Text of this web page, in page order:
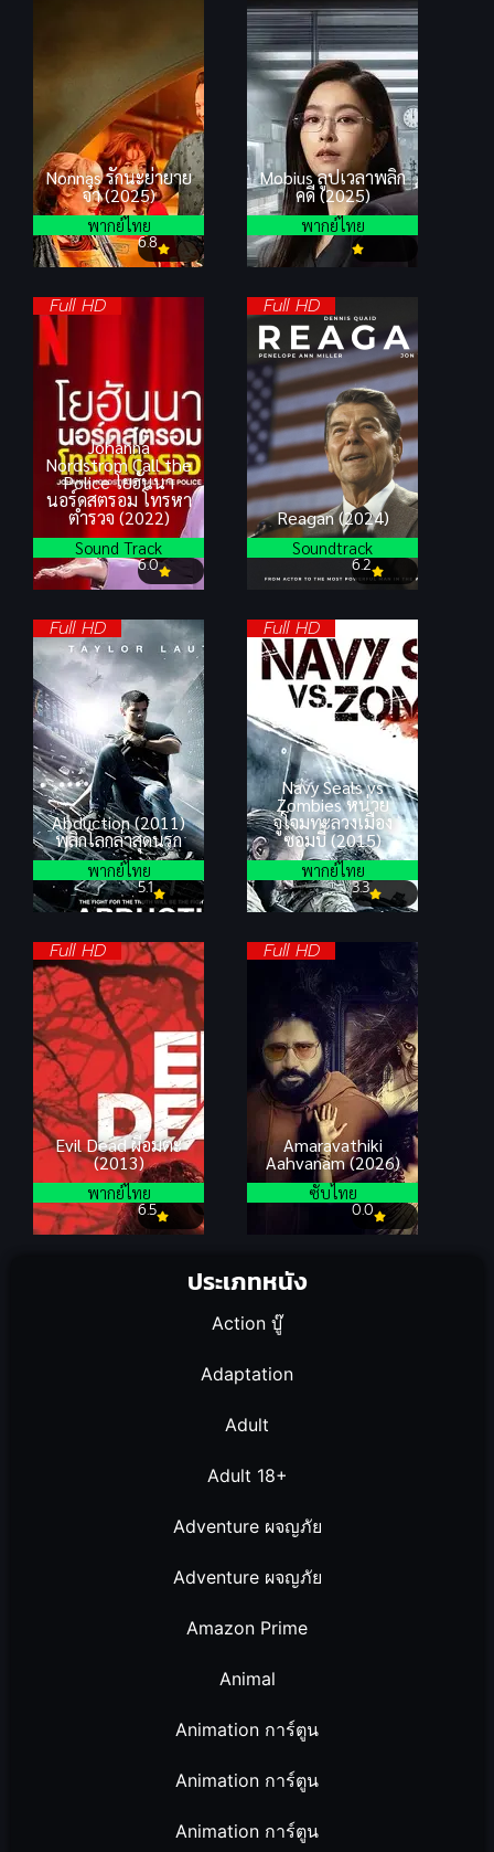
ประเภทหนัง
Action บู๊
Adaptation
Adult
Adult 18+
Adventure ผจญภัย
Adventure ผจญภัย
Amazon Prime
Animal
Animation การ์ตูน
Animation การ์ตูน
Animation การ์ตูน
Nonnas รักนะย่ายาย
จ๋า (2025)
6.8
พากย์ไทย
Mobius ลูปเวลาพลิก
คดี (2025)
พากย์ไทย
Full HD
Johanna
Nordstrom Call the
Police โยฮันนา
นอร์ดสตรอม โทรหา
ตำรวจ (2022)
6.0
Sound Track
Full HD
Reagan (2024)
6.2
Soundtrack
Full HD
Abduction (2011)
พลิกโลกล่าสุดนรก
5.1
พากย์ไทย
Full HD
Navy Seals vs
Zombies หน่วย
จู่โจมทะลวงเมือง
ซอมบี้ (2015)
3.3
พากย์ไทย
Full HD
Evil Dead ผีอมตะ
(2013)
6.5
พากย์ไทย
Full HD
Amaravathiki
Aahvanam (2026)
0.0
ซับไทย